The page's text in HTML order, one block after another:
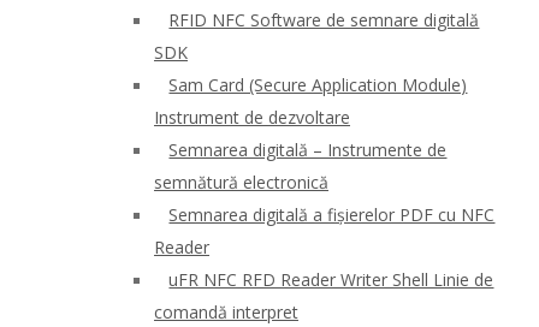
RFID NFC Software de semnare digitală
SDK
Sam Card (Secure Application Module)
Instrument de dezvoltare
Semnarea digitală – Instrumente de
semnătură electronică
Semnarea digitală a fișierelor PDF cu NFC
Reader
uFR NFC RFD Reader Writer Shell Linie de
comandă interpret